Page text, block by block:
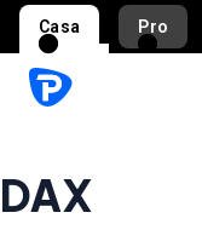
Casa Pro
DAX